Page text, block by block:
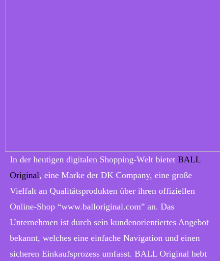
In der heutigen digitalen Shopping-Welt bietet BALL
Original, eine Marke der DK Company, eine große
Vielfalt an Qualitätsprodukten über ihren offiziellen
Online-Shop “www.balloriginal.com” an. Das
Unternehmen ist durch sein kundenorientiertes Angebot
bekannt, welches eine einfache Navigation und einen
sicheren Einkaufsprozess umfasst. BALL Original hebt